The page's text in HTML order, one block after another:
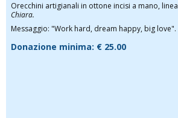
Orecchini artigianali in ottone incisi a mano, linea
Chiara.
Messaggio: "Work hard, dream happy, big love".
Donazione minima: € 25.00